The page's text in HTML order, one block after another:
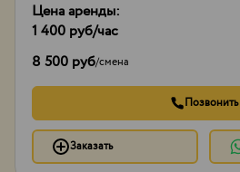
Цена аренды:
1 400 руб/час
8 500 руб/смена
Позвонить
Заказать